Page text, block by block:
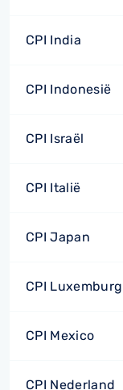
CPI India
CPI Indonesië
CPI Israël
CPI Italië
CPI Japan
CPI Luxemburg
CPI Mexico
CPI Nederland